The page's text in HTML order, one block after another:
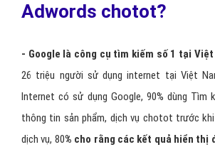
Adwords chotot?
- Google là công cụ tìm kiếm số 1 tại Việt
26 triệu người sử dụng internet tại Việt
Internet có sử dụng Google, 90% dùng Tìm
thông tin sản phẩm, dịch vụ chotot trước khi
dịch vụ, 80% cho rằng các kết quả hiển thị